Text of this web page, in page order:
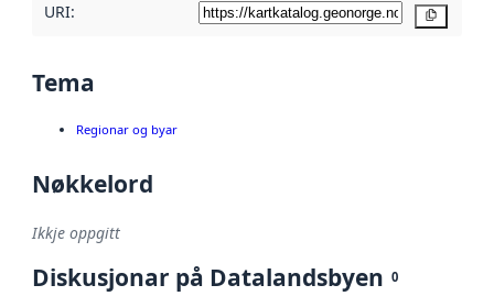
URI:
Tema
Regionar og byar
Nøkkelord
Ikkje oppgitt
Diskusjonar på Datalandsbyen 0